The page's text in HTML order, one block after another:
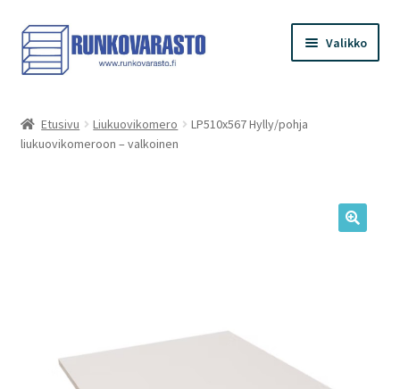
Siirry
navigointiin
Siirry
sisältöön
Valikko
Kauppa
Etusivu Liukuovikomero
LP510x567 Hylly/pohja
liukuovikomeroon – valkoinen